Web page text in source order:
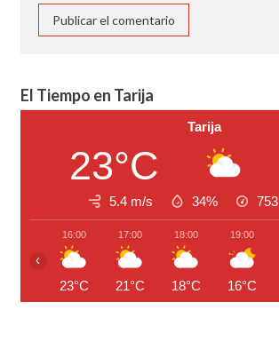
El Tiempo en Tarija
Tarija
23°C
5.4 m/s 34% 753
16:00
23°C
17:00
21°C
18:00
18°C
19:00
16°C
‹